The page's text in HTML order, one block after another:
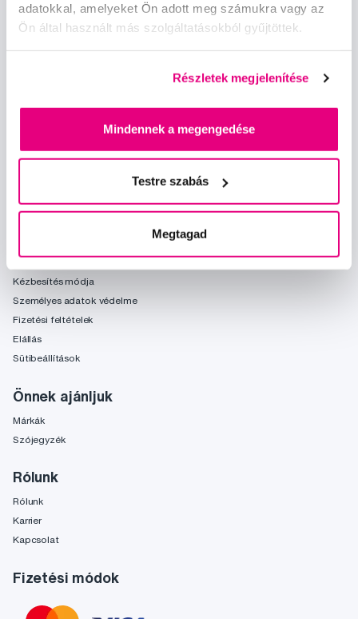
adatokkal, amelyeket Ön adott meg számukra vagy az
Ön által használt más szolgáltatásokból gyűjtöttek.
Részletek megjelenítése
Mindennek a megengedése
Testre szabás
Megtagad
Kérdések, tanácsadás
info@profimed.hu
Kézbesítés módja
Személyes adatok védelme
Fizetési feltételek
Elállás
Sütibeállítások
Önnek ajánljuk
Márkák
Szójegyzék
Rólunk
Rólunk
Karrier
Kapcsolat
Fizetési módok
Szeretnék tájékoztatást kapni a hírekről és ajánlatokról és
egyetértek a személyesadataim feldolgozásával.